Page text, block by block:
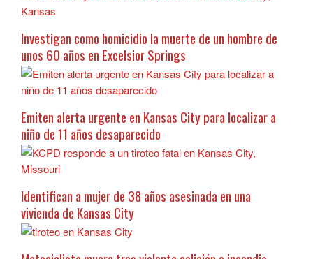
Investigan como homicidio la muerte de un hombre de
unos 60 años en Excelsior Springs
Emiten alerta urgente en Kansas City para localizar a
niño de 11 años desaparecido
Identifican a mujer de 38 años asesinada en una
vivienda de Kansas City